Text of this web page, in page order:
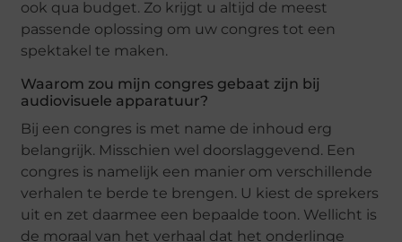
ook qua budget. Zo krijgt u altijd de meest
passende oplossing om uw congres tot een
spektakel te maken.
Waarom zou mijn congres gebaat zijn bij
audiovisuele apparatuur?
Bij een congres is met name de inhoud erg
belangrijk. Misschien wel doorslaggevend. Een
congres is namelijk een manier om verschillende
verhalen te berde te brengen. U kiest de sprekers
uit en zet daarmee een bepaalde toon. Wellicht is
de moraal van het verhaal dat het onderlinge